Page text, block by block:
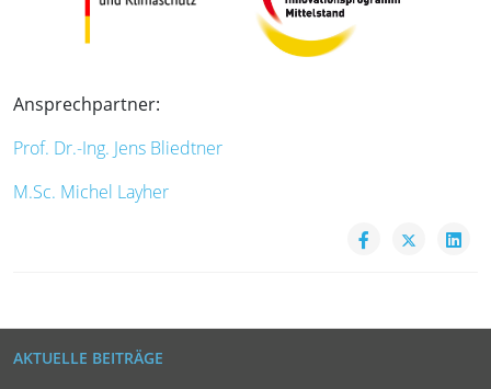
Ansprechpartner:
Prof. Dr.-Ing. Jens Bliedtner
M.Sc. Michel Layher
AKTUELLE BEITRÄGE